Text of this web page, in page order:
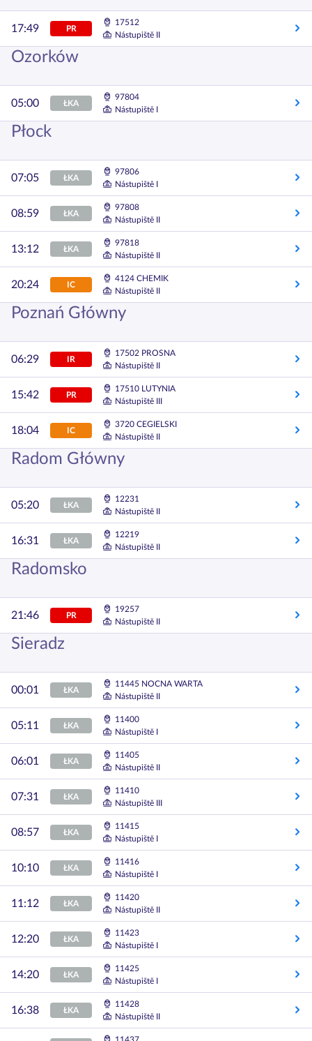
17:49 PR
17512
Nástupiště II
Ozorków
05:00 ŁKA
97804
Nástupiště I
Płock
07:05 ŁKA
97806
Nástupiště I
08:59 ŁKA
97808
Nástupiště II
13:12 ŁKA
97818
Nástupiště II
20:24 IC
4124 CHEMIK
Nástupiště II
Poznań Główny
06:29 IR
17502 PROSNA
Nástupiště II
15:42 PR
17510 LUTYNIA
Nástupiště III
18:04 IC
3720 CEGIELSKI
Nástupiště II
Radom Główny
05:20 ŁKA
12231
Nástupiště II
16:31 ŁKA
12219
Nástupiště II
Radomsko
21:46 PR
19257
Nástupiště II
Sieradz
00:01 ŁKA
11445 NOCNA WARTA
Nástupiště II
05:11 ŁKA
11400
Nástupiště I
06:01 ŁKA
11405
Nástupiště II
07:31 ŁKA
11410
Nástupiště III
08:57 ŁKA
11415
Nástupiště I
10:10 ŁKA
11416
Nástupiště I
11:12 ŁKA
11420
Nástupiště II
12:20 ŁKA
11423
Nástupiště I
14:20 ŁKA
11425
Nástupiště I
16:38 ŁKA
11428
Nástupiště II